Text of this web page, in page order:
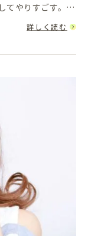
てやりすごす。ふ
ることはありませ
詳しく読む